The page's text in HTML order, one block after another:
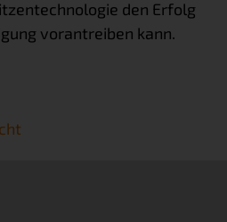
den Erfolg
vorantreiben kann.